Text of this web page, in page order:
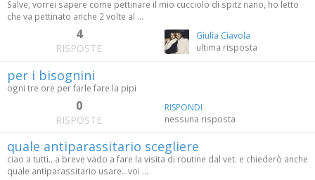
Salve, vorrei sapere come pettinare il mio cucciolo di spitz nano, ho letto
che va pettinato anche 2 volte al ...
4
RISPOSTE
Gìulìa Cìavola
ultima risposta
per i bisognini
ogni tre ore per farle fare la pipi
0
RISPOSTE
RISPONDI
nessuna risposta
quale antiparassitario scegliere
ciao a tutti.. a breve vado a fare la visita di routine dal vet. e chiederò anche
quale antiparassitario usare.. voi ...